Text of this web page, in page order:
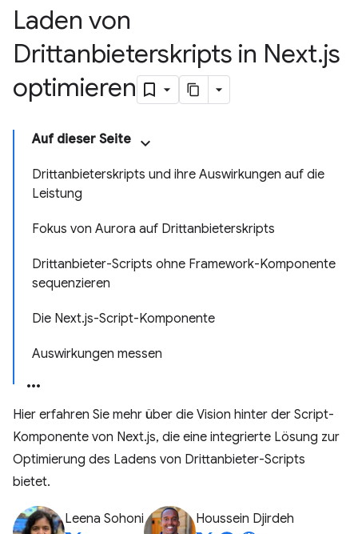
Laden von
Drittanbieterskripts in Next.js
optimieren
Auf dieser Seite
Drittanbieterskripts und ihre Auswirkungen auf die
Leistung
Fokus von Aurora auf Drittanbieterskripts
Drittanbieter-Scripts ohne Framework-Komponente
sequenzieren
Die Next.js-Script-Komponente
Auswirkungen messen
Hier erfahren Sie mehr über die Vision hinter der Script-
Komponente von Next.js, die eine integrierte Lösung zur
Optimierung des Ladens von Drittanbieter-Scripts
bietet.
Leena Sohoni Houssein Djirdeh